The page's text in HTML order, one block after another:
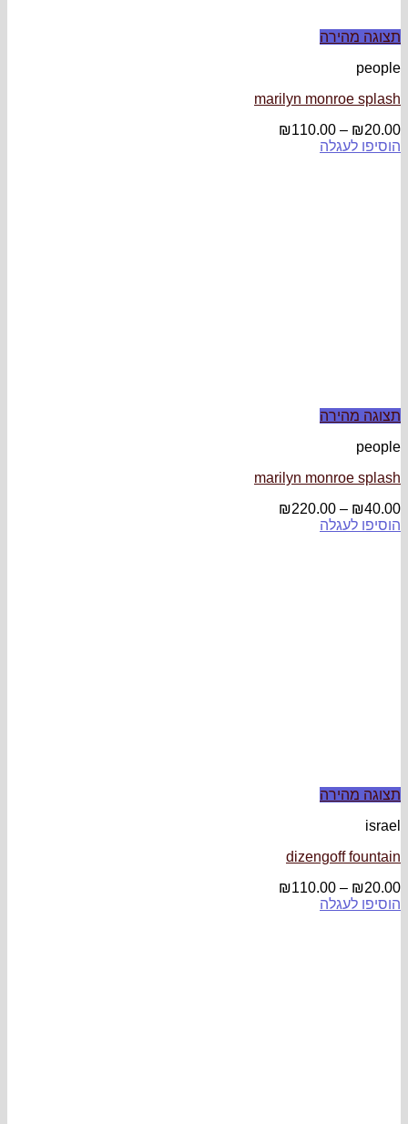
תצוגה מהירה
people
marilyn monroe splash
₪20.00
–
₪110.00
הוסיפו לעגלה
תצוגה מהירה
people
marilyn monroe splash
₪40.00
–
₪220.00
הוסיפו לעגלה
תצוגה מהירה
israel
dizengoff fountain
₪20.00
–
₪110.00
הוסיפו לעגלה